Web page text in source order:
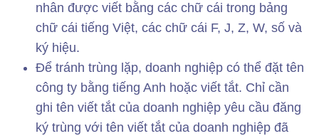
nhân được viết bằng các chữ cái trong bảng
chữ cái tiếng Việt, các chữ cái F, J, Z, W, số và
ký hiệu.
Để tránh trùng lặp, doanh nghiệp có thể đặt tên
công ty bằng tiếng Anh hoặc viết tắt. Chỉ cần
ghi tên viết tắt của doanh nghiệp yêu cầu đăng
ký trùng với tên viết tắt của doanh nghiệp đã